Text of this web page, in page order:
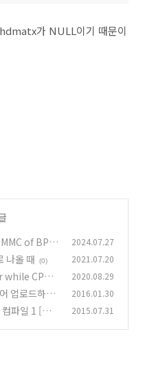
가 NULL이기 때문이
of BPI-
2024.07.27
나올 때 (0) 2021.07.20
CPU i
2020.08.29
업로드하기 2016.01.30
파일 1 [실
2015.07.31